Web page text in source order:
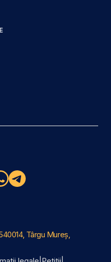
Târgu Mureș,